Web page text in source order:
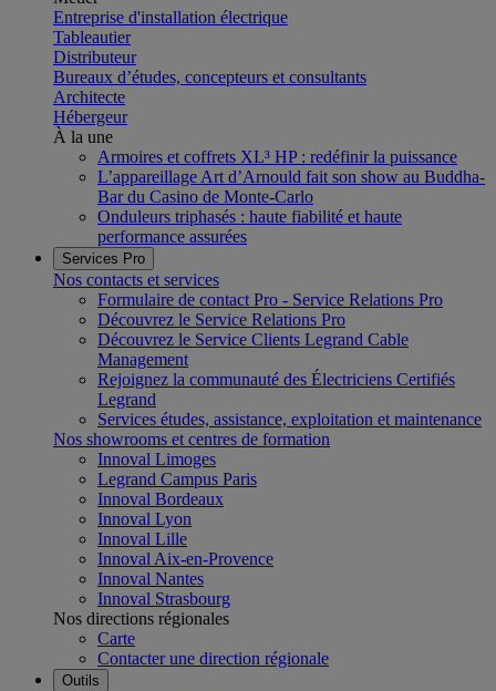
Entreprise d'installation électrique
Tableautier
Distributeur
Bureaux d’études, concepteurs et consultants
Architecte
Hébergeur
À la une
Armoires et coffrets XL³ HP : redéfinir la puissance
L’appareillage Art d’Arnould fait son show au Buddha-
Bar du Casino de Monte-Carlo
Onduleurs triphasés : haute fiabilité et haute
performance assurées
Services Pro
Nos contacts et services
Formulaire de contact Pro - Service Relations Pro
Découvrez le Service Relations Pro
Découvrez le Service Clients Legrand Cable
Management
Rejoignez la communauté des Électriciens Certifiés
Legrand
Services études, assistance, exploitation et maintenance
Nos showrooms et centres de formation
Innoval Limoges
Legrand Campus Paris
Innoval Bordeaux
Innoval Lyon
Innoval Lille
Innoval Aix-en-Provence
Innoval Nantes
Innoval Strasbourg
Nos directions régionales
Carte
Contacter une direction régionale
Outils